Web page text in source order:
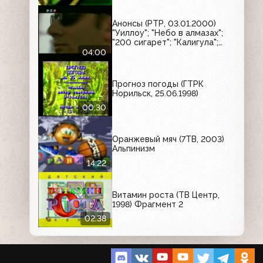
04:00
Анонсы (РТР, 03.01.2000)
"Уиллоу"; "Небо в алмазах";
"200 сигарет"; "Калигула";
00:30
Прогноз погоды (ГТРК
Норильск, 25.06.1998)
14:22
Оранжевый мяч (7ТВ, 2003)
Альпинизм
02:38
Витамин роста (ТВ Центр,
1998) Фрагмент 2